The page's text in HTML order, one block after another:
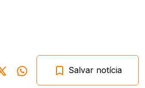
Salvar notícia